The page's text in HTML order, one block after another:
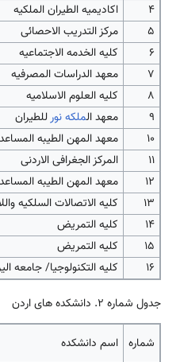
4
اکادیمیه الطیران الملکیه
5
مرکز التدریب الاحصائی
6
کلیه الخدمه الاجتماعیه
7
معهد الدراسات المصرفیه
8
کلیه العلوم الاسلامیه
9
معهد الملکه نورللطیران
10
معهد المهن الطیبه
11
المرکز الجغرافی الاردنی
12
معهد المهن الطیبه
13
کلیه الاتصالات السلکیه
14
کلیه التمریض
15
کلیه التمریض
16
کلیه التکنولوجیا/ جامعه
جدول شماره 2. دانشکده های اردن
شماره اسم دانشکده